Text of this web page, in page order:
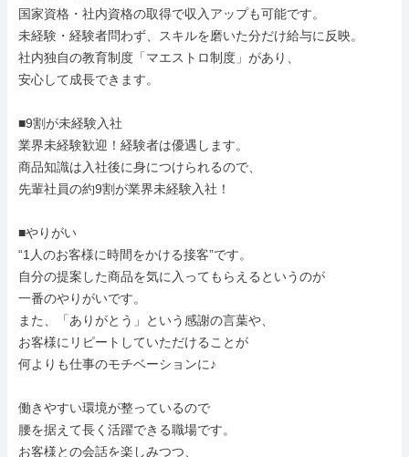
国家資格・社内資格の取得で収入アップも可能です。
未経験・経験者問わず、スキルを磨いた分だけ給与に反映。
社内独自の教育制度「マエストロ制度」があり、
安心して成長できます。
■9割が未経験入社
業界未経験歓迎！経験者は優遇します。
商品知識は入社後に身につけられるので、
先輩社員の約9割が業界未経験入社！
■やりがい
“1人のお客様に時間をかける接客”です。
自分の提案した商品を気に入ってもらえるというのが
一番のやりがいです。
また、「ありがとう」という感謝の言葉や、
お客様にリピートしていただけることが
何よりも仕事のモチベーションに♪
働きやすい環境が整っているので
腰を据えて長く活躍できる職場です。
お客様との会話を楽しみつつ、